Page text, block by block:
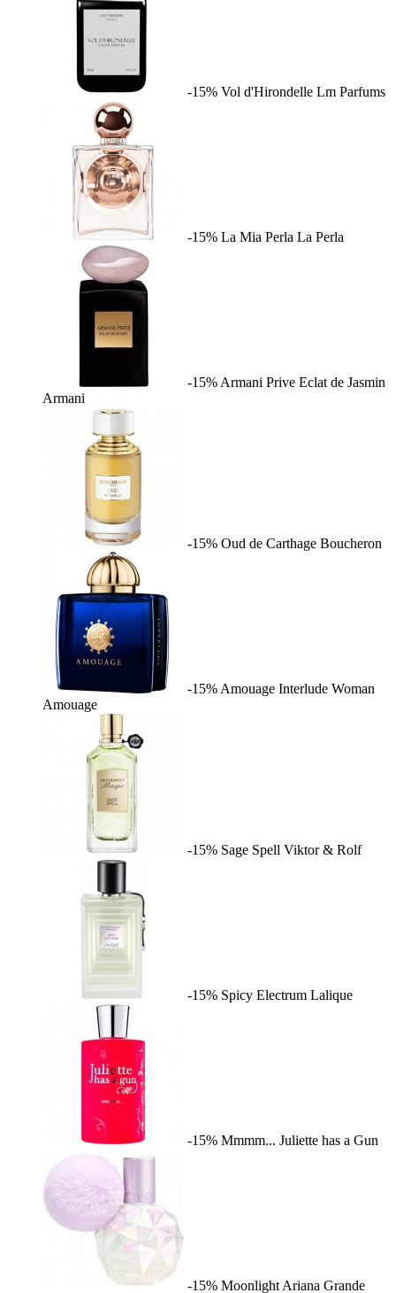
-15% Vol d'Hirondelle Lm Parfums
-15% La Mia Perla La Perla
-15% Armani Prive Eclat de Jasmin
Armani
-15% Oud de Carthage Boucheron
-15% Amouage Interlude Woman
Amouage
-15% Sage Spell Viktor & Rolf
-15% Spicy Electrum Lalique
-15% Mmmm... Juliette has a Gun
-15% Moonlight Ariana Grande